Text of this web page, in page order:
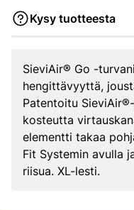
Kysy tuotteesta
SieviAir® Go -
hengittävyyttä,
Patentoitu
kosteutta
elementti takaa
Fit Systemin avulla
riisua. XL-lesti.